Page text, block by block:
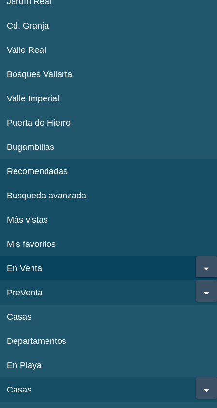
Cd. Granja
Valle Real
Bosques Vallarta
Valle Imperial
Puerta de Hierro
Bugambilias
Recomendadas
Busqueda avanzada
Más vistas
Mis favoritos
En Venta
PreVenta
Casas
Departamentos
En Playa
Casas